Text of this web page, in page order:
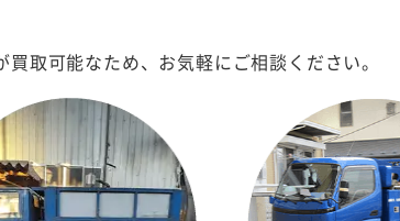
取可能なため、お気軽にご相談ください。